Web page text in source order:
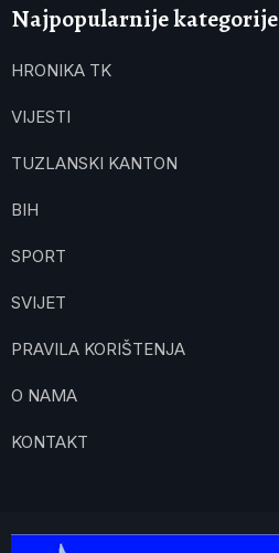
Najpopularnije kategorije
HRONIKA TK
VIJESTI
TUZLANSKI KANTON
BIH
SPORT
SVIJET
PRAVILA KORIŠTENJA
O NAMA
KONTAKT